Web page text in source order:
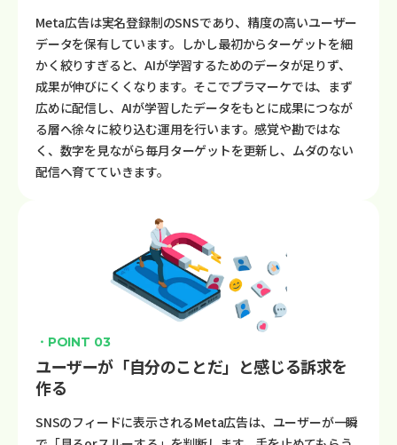
Meta広告は実名登録制のSNSであり、精度の高いユーザー
データを保有しています。しかし最初からターゲットを細
かく絞りすぎると、AIが学習するためのデータが足りず、
成果が伸びにくくなります。そこでプラマーケでは、まず
広めに配信し、AIが学習したデータをもとに成果につなが
る層へ徐々に絞り込む運用を行います。感覚や勘ではな
く、数字を見ながら毎月ターゲットを更新し、ムダのない
配信へ育てていきます。
・POINT 03
ユーザーが「自分のことだ」と感じる訴求を
作る
SNSのフィードに表示されるMeta広告は、ユーザーが一瞬